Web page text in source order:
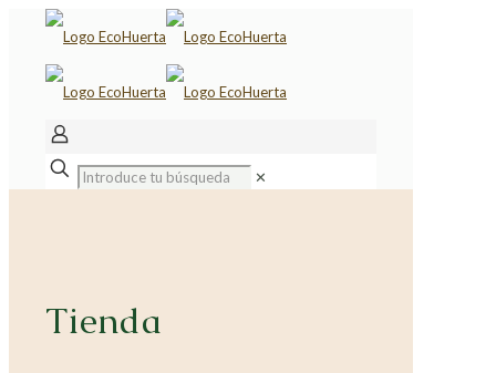
✕
Tienda